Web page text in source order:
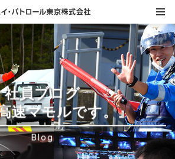
社員ブログ
速マモルです。』
Blog